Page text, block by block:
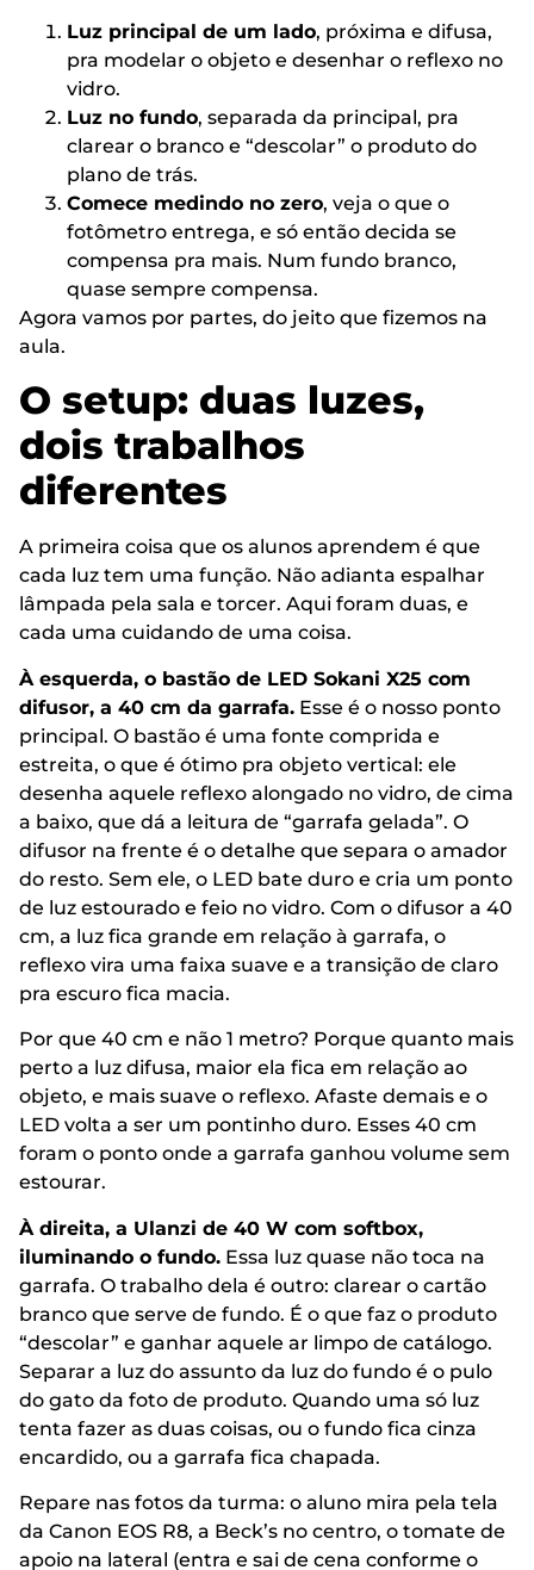
Luz principal de um lado, próxima e difusa,
pra modelar o objeto e desenhar o reflexo no
vidro.
Luz no fundo, separada da principal, pra
clarear o branco e “descolar” o produto do
plano de trás.
Comece medindo no zero, veja o que o
fotômetro entrega, e só então decida se
compensa pra mais. Num fundo branco,
quase sempre compensa.
Agora vamos por partes, do jeito que fizemos na
aula.
O setup: duas luzes,
dois trabalhos
diferentes
A primeira coisa que os alunos aprendem é que
cada luz tem uma função. Não adianta espalhar
lâmpada pela sala e torcer. Aqui foram duas, e
cada uma cuidando de uma coisa.
À esquerda, o bastão de LED Sokani X25 com
difusor, a 40 cm da garrafa. Esse é o nosso ponto
principal. O bastão é uma fonte comprida e
estreita, o que é ótimo pra objeto vertical: ele
desenha aquele reflexo alongado no vidro, de cima
a baixo, que dá a leitura de “garrafa gelada”. O
difusor na frente é o detalhe que separa o amador
do resto. Sem ele, o LED bate duro e cria um ponto
de luz estourado e feio no vidro. Com o difusor a 40
cm, a luz fica grande em relação à garrafa, o
reflexo vira uma faixa suave e a transição de claro
pra escuro fica macia.
Por que 40 cm e não 1 metro? Porque quanto mais
perto a luz difusa, maior ela fica em relação ao
objeto, e mais suave o reflexo. Afaste demais e o
LED volta a ser um pontinho duro. Esses 40 cm
foram o ponto onde a garrafa ganhou volume sem
estourar.
À direita, a Ulanzi de 40 W com softbox,
iluminando o fundo. Essa luz quase não toca na
garrafa. O trabalho dela é outro: clarear o cartão
branco que serve de fundo. É o que faz o produto
“descolar” e ganhar aquele ar limpo de catálogo.
Separar a luz do assunto da luz do fundo é o pulo
do gato da foto de produto. Quando uma só luz
tenta fazer as duas coisas, ou o fundo fica cinza
encardido, ou a garrafa fica chapada.
Repare nas fotos da turma: o aluno mira pela tela
da Canon EOS R8, a Beck’s no centro, o tomate de
apoio na lateral (entra e sai de cena conforme o